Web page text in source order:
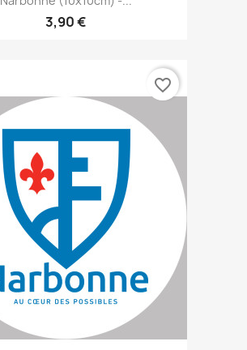
3,90 €
favorite_border